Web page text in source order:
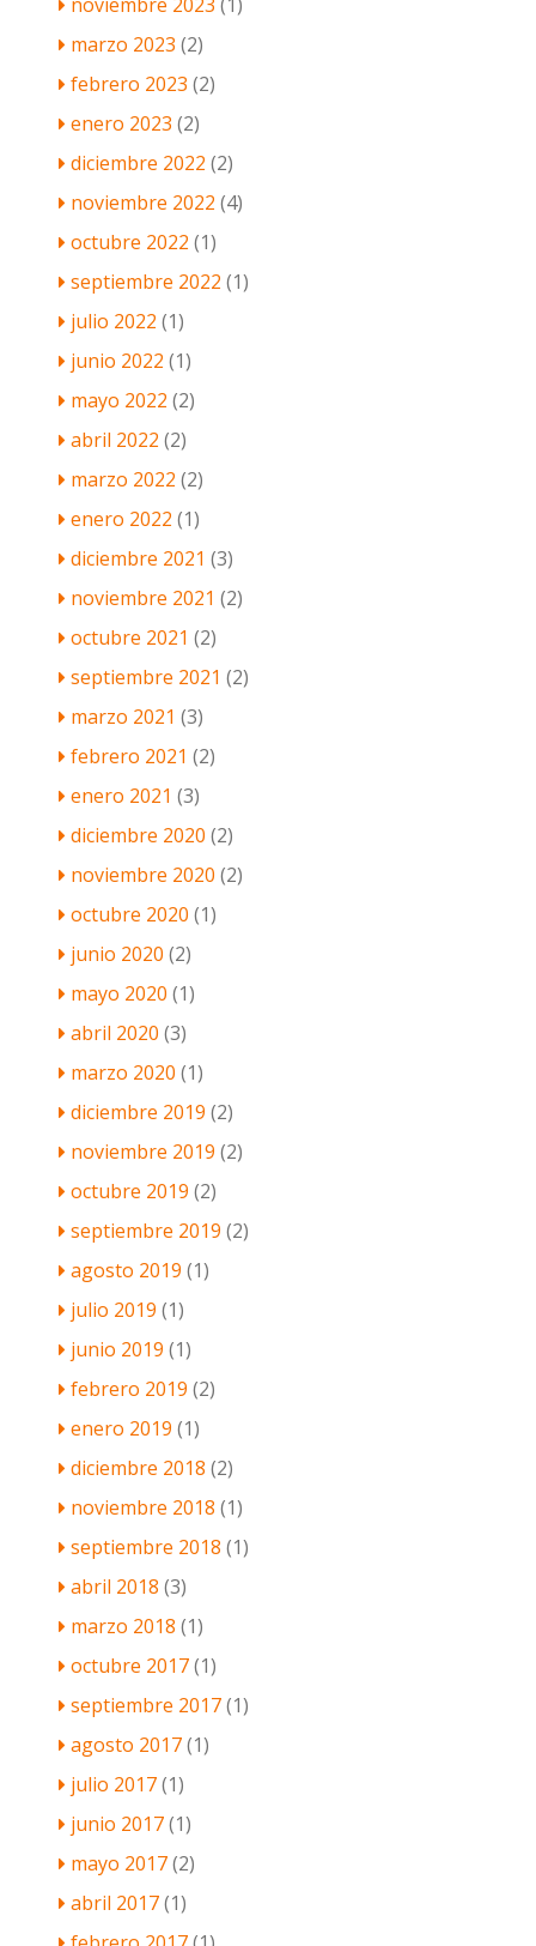
marzo 2023 (2)
febrero 2023 (2)
enero 2023 (2)
diciembre 2022 (2)
noviembre 2022 (4)
octubre 2022 (1)
septiembre 2022 (1)
julio 2022 (1)
junio 2022 (1)
mayo 2022 (2)
abril 2022 (2)
marzo 2022 (2)
enero 2022 (1)
diciembre 2021 (3)
noviembre 2021 (2)
octubre 2021 (2)
septiembre 2021 (2)
marzo 2021 (3)
febrero 2021 (2)
enero 2021 (3)
diciembre 2020 (2)
noviembre 2020 (2)
octubre 2020 (1)
junio 2020 (2)
mayo 2020 (1)
abril 2020 (3)
marzo 2020 (1)
diciembre 2019 (2)
noviembre 2019 (2)
octubre 2019 (2)
septiembre 2019 (2)
agosto 2019 (1)
julio 2019 (1)
junio 2019 (1)
febrero 2019 (2)
enero 2019 (1)
diciembre 2018 (2)
noviembre 2018 (1)
septiembre 2018 (1)
abril 2018 (3)
marzo 2018 (1)
octubre 2017(1)
septiembre 2017(1)
agosto 2017(1)
julio 2017(1)
junio 2017(1)
mayo 2017(2)
abril 2017(1)